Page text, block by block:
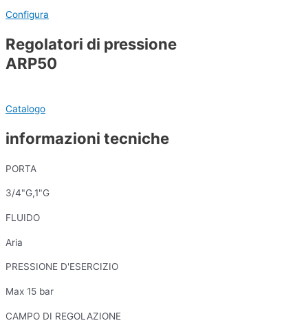
Configura
Regolatori di pressione
ARP50
Catalogo
informazioni tecniche
PORTA
3/4"G,1"G
FLUIDO
Aria
PRESSIONE D'ESERCIZIO
Max 15 bar
CAMPO DI REGOLAZIONE